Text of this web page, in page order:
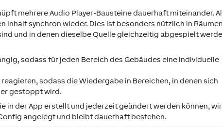
mehrere Audio Player-Bausteine dauerhaft miteinander.
Inhalt synchron wieder. Dies ist besonders nützlich in
und in denen dieselbe Quelle gleichzeitig abgespielt
sodass für jeden Bereich des Gebäudes eine individuelle
sodass die Wiedergabe in Bereichen, in denen sich
gestoppt wird.
in der App erstellt und jederzeit geändert werden können,
angelegt und bleibt dauerhaft bestehen.